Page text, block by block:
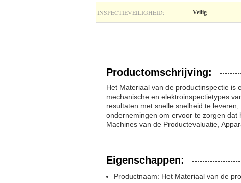
INSPECTIEVEILIGHEID: Veilig
Productomschrijving:
Het Materiaal van de productinspectie is
mechanische en elektroinspectietypes
resultaten met snelle snelheid te
ondernemingen om ervoor te zorgen
Machines van de Productevaluatie,
Eigenschappen:
Productnaam: Het Materiaal van de